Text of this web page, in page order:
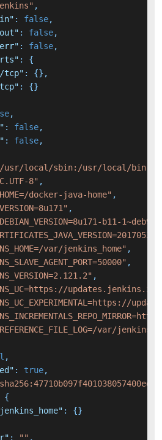
,
: false,
: false,
: false,
:
{
tcp" : {} ,
: {}
,
: false,
: false,
usr/local/sbin:/usr/local/
8" ,
docker-java-home" ,
,
b11-
var/jenkins_home" ,
,
,
updates.jenkins.io"
var/
,
: true,
{
: {}
: "" ,